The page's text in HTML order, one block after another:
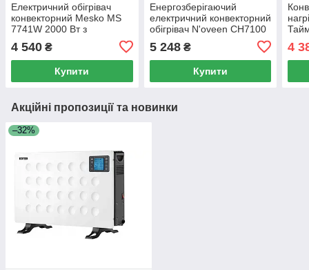
Електричний обігрівач
конвекторний Mesko MS
7741W 2000 Вт з
повітряним потоком
4 540 ₴
Купити
Енергозберігаючий
електричний конвекторний
обігрівач N'oveen CH7100
LCD SMART Black 2000 Вт
з РК-дисплеєм
5 248₴
Купити
4
Акційні пропозиції та новинки
–32%